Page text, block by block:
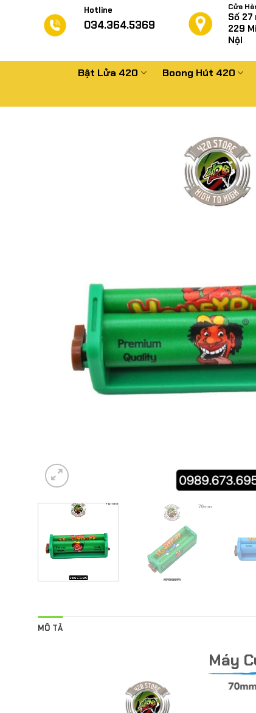
Hotline
034.364.5369
Cửa
Số
229
Nội
Bật Lửa 420 Boong Hút 420
MÔ TẢ
Máy